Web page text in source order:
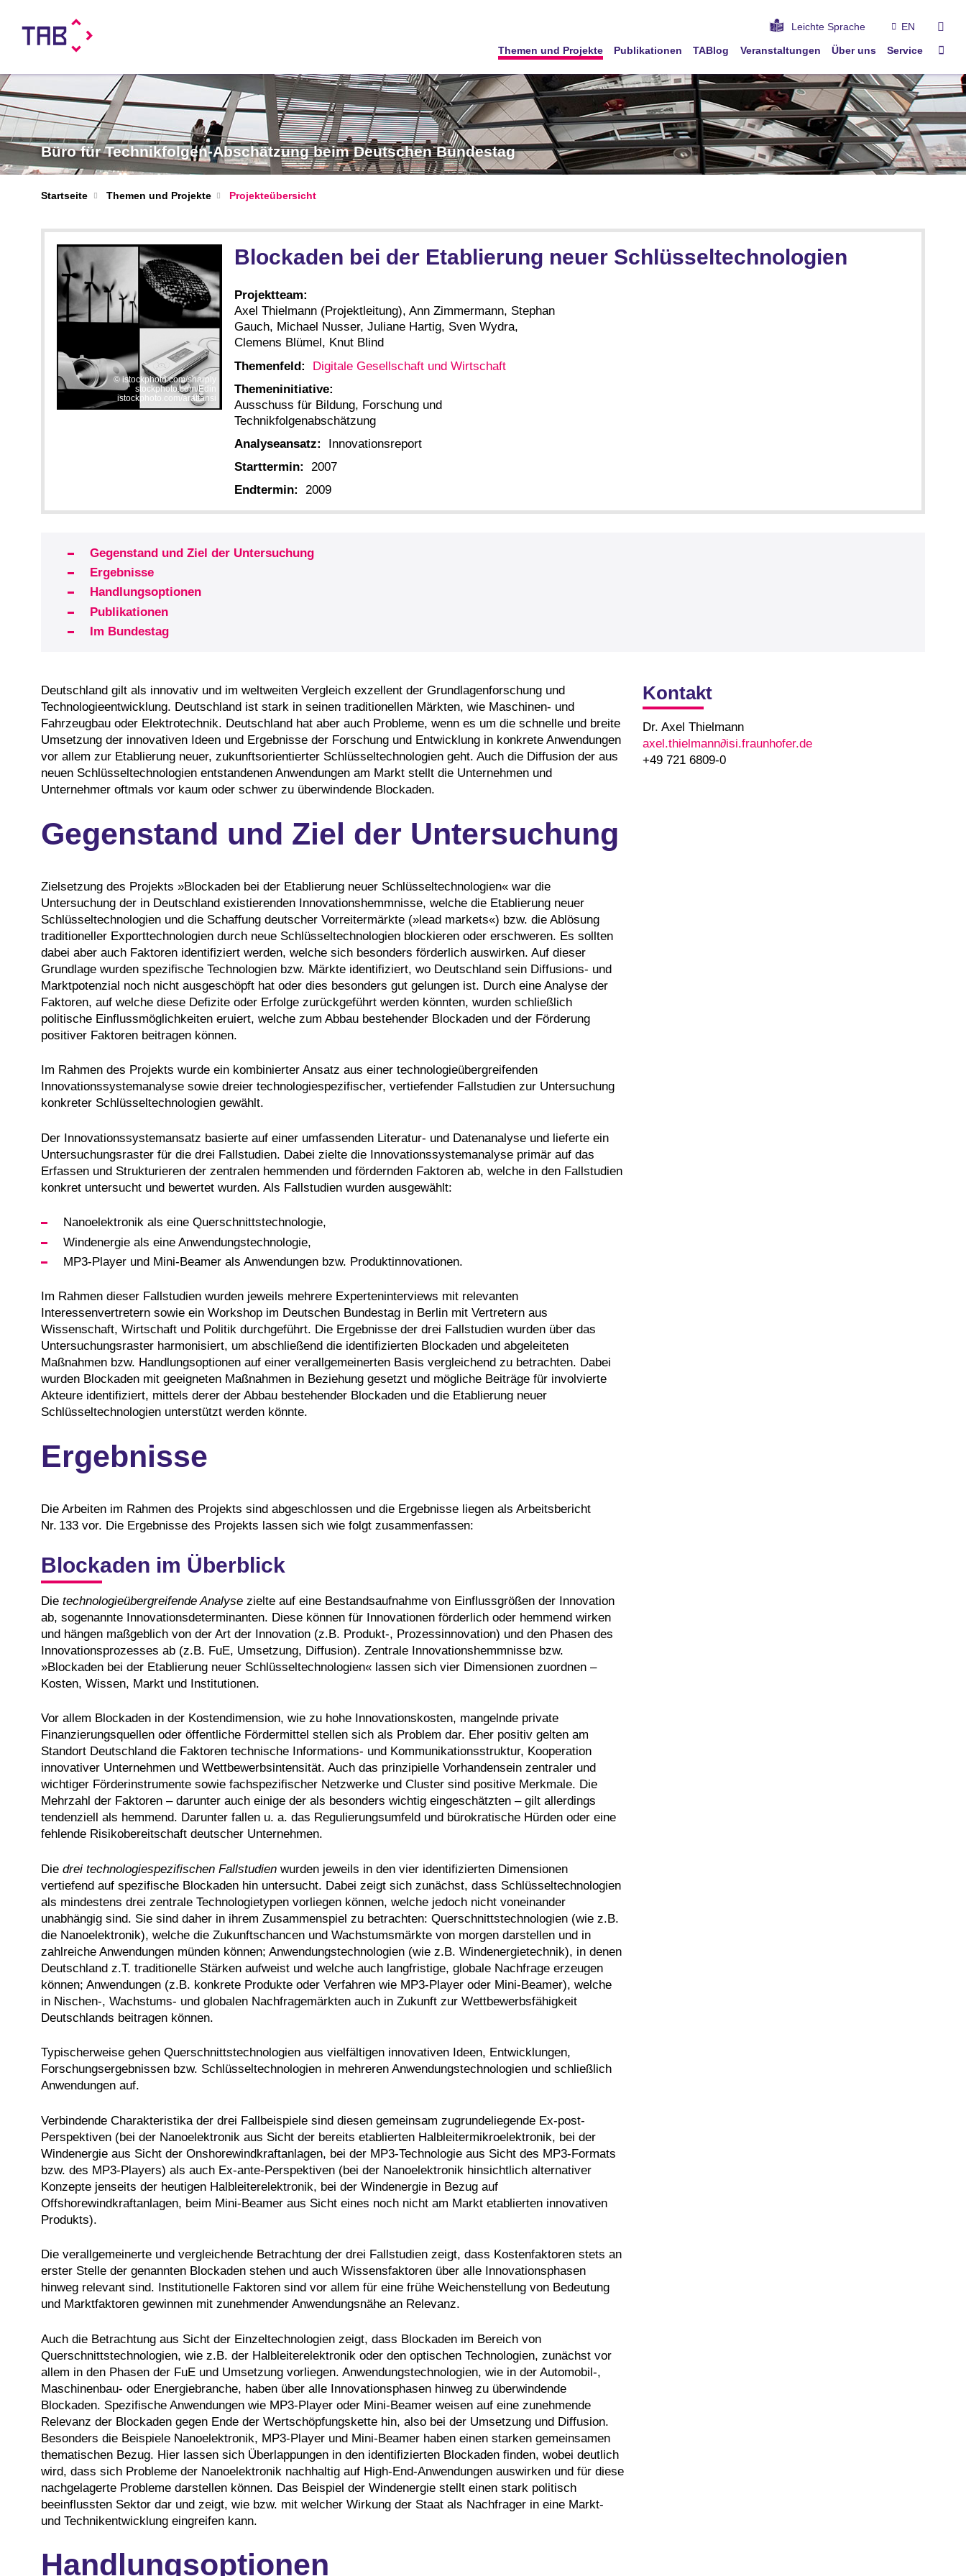
Leichte Sprache EN
Themen und Projekte Publikationen TABlog Veranstaltungen Über uns Service
Büro für Technikfolgen-Abschätzung beim Deutschen Bundestag
Startseite Themen und Projekte Projekteübersicht
istockphoto.com/sharply
stockphoto.com/Edin
istockphoto.com/arattansi
Blockaden bei der Etablierung neuer Schlüsseltechnologien
Projektteam:
Axel Thielmann (Projektleitung), Ann Zimmermann, Stephan
Gauch, Michael Nusser, Juliane Hartig, Sven Wydra,
Clemens Blümel, Knut Blind
Themenfeld:
Digitale Gesellschaft und Wirtschaft
Themeninitiative:
Ausschuss für Bildung, Forschung und
Technikfolgenabschätzung
Analyseansatz:
Innovationsreport
Starttermin:
2007
Endtermin:
2009
Gegenstand und Ziel der Untersuchung
Ergebnisse
Handlungsoptionen
Publikationen
Im Bundestag
Deutschland gilt als innovativ und im weltweiten Vergleich exzellent der Grundlagenforschung und
Technologieentwicklung. Deutschland ist stark in seinen traditionellen Märkten, wie Maschinen- und
Fahrzeugbau oder Elektrotechnik. Deutschland hat aber auch Probleme, wenn es um die schnelle und breite
Umsetzung der innovativen Ideen und Ergebnisse der Forschung und Entwicklung in konkrete Anwendungen
vor allem zur Etablierung neuer, zukunftsorientierter Schlüsseltechnologien geht. Auch die Diffusion der aus
neuen Schlüsseltechnologien entstandenen Anwendungen am Markt stellt die Unternehmen und
Unternehmer oftmals vor kaum oder schwer zu überwindende Blockaden.
Gegenstand und Ziel der Untersuchung
Zielsetzung des Projekts »Blockaden bei der Etablierung neuer Schlüsseltechnologien« war die
Untersuchung der in Deutschland existierenden Innovationshemmnisse, welche die Etablierung neuer
Schlüsseltechnologien und die Schaffung deutscher Vorreitermärkte (»lead markets«) bzw. die Ablösung
traditioneller Exporttechnologien durch neue Schlüsseltechnologien blockieren oder erschweren. Es sollten
dabei aber auch Faktoren identifiziert werden, welche sich besonders förderlich auswirken. Auf dieser
Grundlage wurden spezifische Technologien bzw. Märkte identifiziert, wo Deutschland sein Diffusions- und
Marktpotenzial noch nicht ausgeschöpft hat oder dies besonders gut gelungen ist. Durch eine Analyse der
Faktoren, auf welche diese Defizite oder Erfolge zurückgeführt werden könnten, wurden schließlich
politische Einflussmöglichkeiten eruiert, welche zum Abbau bestehender Blockaden und der Förderung
positiver Faktoren beitragen können.
Im Rahmen des Projekts wurde ein kombinierter Ansatz aus einer technologieübergreifenden
Innovationssystemanalyse sowie dreier technologiespezifischer, vertiefender Fallstudien zur Untersuchung
konkreter Schlüsseltechnologien gewählt.
Der Innovationssystemansatz basierte auf einer umfassenden Literatur- und Datenanalyse und lieferte ein
Untersuchungsraster für die drei Fallstudien. Dabei zielte die Innovationssystemanalyse primär auf das
Erfassen und Strukturieren der zentralen hemmenden und fördernden Faktoren ab, welche in den Fallstudien
konkret untersucht und bewertet wurden. Als Fallstudien wurden ausgewählt:
Nanoelektronik als eine Querschnittstechnologie,
Windenergie als eine Anwendungstechnologie,
MP3-Player und Mini-Beamer als Anwendungen bzw. Produktinnovationen.
Im Rahmen dieser Fallstudien wurden jeweils mehrere Experteninterviews mit relevanten
Interessenvertretern sowie ein Workshop im Deutschen Bundestag in Berlin mit Vertretern aus
Wissenschaft, Wirtschaft und Politik durchgeführt. Die Ergebnisse der drei Fallstudien wurden über das
Untersuchungsraster harmonisiert, um abschließend die identifizierten Blockaden und abgeleiteten
Maßnahmen bzw. Handlungsoptionen auf einer verallgemeinerten Basis vergleichend zu betrachten. Dabei
wurden Blockaden mit geeigneten Maßnahmen in Beziehung gesetzt und mögliche Beiträge für involvierte
Akteure identifiziert, mittels derer der Abbau bestehender Blockaden und die Etablierung neuer
Schlüsseltechnologien unterstützt werden könnte.
Ergebnisse
Die Arbeiten im Rahmen des Projekts sind abgeschlossen und die Ergebnisse liegen als Arbeitsbericht
Nr. 133 vor. Die Ergebnisse des Projekts lassen sich wie folgt zusammenfassen:
Blockaden im Überblick
Die technologieübergreifende Analyse zielte auf eine Bestandsaufnahme von Einflussgrößen der Innovation
ab, sogenannte Innovationsdeterminanten. Diese können für Innovationen förderlich oder hemmend wirken
und hängen maßgeblich von der Art der Innovation (z.B. Produkt-, Prozessinnovation) und den Phasen des
Innovationsprozesses ab (z.B. FuE, Umsetzung, Diffusion). Zentrale Innovationshemmnisse bzw.
»Blockaden bei der Etablierung neuer Schlüsseltechnologien« lassen sich vier Dimensionen zuordnen –
Kosten, Wissen, Markt und Institutionen.
Vor allem Blockaden in der Kostendimension, wie zu hohe Innovationskosten, mangelnde private
Finanzierungsquellen oder öffentliche Fördermittel stellen sich als Problem dar. Eher positiv gelten am
Standort Deutschland die Faktoren technische Informations- und Kommunikationsstruktur, Kooperation
innovativer Unternehmen und Wettbewerbsintensität. Auch das prinzipielle Vorhandensein zentraler und
wichtiger Förderinstrumente sowie fachspezifischer Netzwerke und Cluster sind positive Merkmale. Die
Mehrzahl der Faktoren – darunter auch einige der als besonders wichtig eingeschätzten – gilt allerdings
tendenziell als hemmend. Darunter fallen u. a. das Regulierungsumfeld und bürokratische Hürden oder eine
fehlende Risikobereitschaft deutscher Unternehmen.
Die drei technologiespezifischen Fallstudien wurden jeweils in den vier identifizierten Dimensionen
vertiefend auf spezifische Blockaden hin untersucht. Dabei zeigt sich zunächst, dass Schlüsseltechnologien
als mindestens drei zentrale Technologietypen vorliegen können, welche jedoch nicht voneinander
unabhängig sind. Sie sind daher in ihrem Zusammenspiel zu betrachten: Querschnittstechnologien (wie z.B.
die Nanoelektronik), welche die Zukunftschancen und Wachstumsmärkte von morgen darstellen und in
zahlreiche Anwendungen münden können; Anwendungstechnologien (wie z.B. Windenergietechnik), in denen
Deutschland z.T. traditionelle Stärken aufweist und welche auch langfristige, globale Nachfrage erzeugen
können; Anwendungen (z.B. konkrete Produkte oder Verfahren wie MP3-Player oder Mini-Beamer), welche
in Nischen-, Wachstums- und globalen Nachfragemärkten auch in Zukunft zur Wettbewerbsfähigkeit
Deutschlands beitragen können.
Typischerweise gehen Querschnittstechnologien aus vielfältigen innovativen Ideen, Entwicklungen,
Forschungsergebnissen bzw. Schlüsseltechnologien in mehreren Anwendungstechnologien und schließlich
Anwendungen auf.
Verbindende Charakteristika der drei Fallbeispiele sind diesen gemeinsam zugrundeliegende Ex-post-
Perspektiven (bei der Nanoelektronik aus Sicht der bereits etablierten Halbleitermikroelektronik, bei der
Windenergie aus Sicht der Onshorewindkraftanlagen, bei der MP3-Technologie aus Sicht des MP3-Formats
bzw. des MP3-Players) als auch Ex-ante-Perspektiven (bei der Nanoelektronik hinsichtlich alternativer
Konzepte jenseits der heutigen Halbleiterelektronik, bei der Windenergie in Bezug auf
Offshorewindkraftanlagen, beim Mini-Beamer aus Sicht eines noch nicht am Markt etablierten innovativen
Produkts).
Die verallgemeinerte und vergleichende Betrachtung der drei Fallstudien zeigt, dass Kostenfaktoren stets an
erster Stelle der genannten Blockaden stehen und auch Wissensfaktoren über alle Innovationsphasen
hinweg relevant sind. Institutionelle Faktoren sind vor allem für eine frühe Weichenstellung von Bedeutung
und Marktfaktoren gewinnen mit zunehmender Anwendungsnähe an Relevanz.
Auch die Betrachtung aus Sicht der Einzeltechnologien zeigt, dass Blockaden im Bereich von
Querschnittstechnologien, wie z.B. der Halbleiterelektronik oder den optischen Technologien, zunächst vor
allem in den Phasen der FuE und Umsetzung vorliegen. Anwendungstechnologien, wie in der Automobil-,
Maschinenbau- oder Energiebranche, haben über alle Innovationsphasen hinweg zu überwindende
Blockaden. Spezifische Anwendungen wie MP3-Player oder Mini-Beamer weisen auf eine zunehmende
Relevanz der Blockaden gegen Ende der Wertschöpfungskette hin, also bei der Umsetzung und Diffusion.
Besonders die Beispiele Nanoelektronik, MP3-Player und Mini-Beamer haben einen starken gemeinsamen
thematischen Bezug. Hier lassen sich Überlappungen in den identifizierten Blockaden finden, wobei deutlich
wird, dass sich Probleme der Nanoelektronik nachhaltig auf High-End-Anwendungen auswirken und für diese
nachgelagerte Probleme darstellen können. Das Beispiel der Windenergie stellt einen stark politisch
beeinflussten Sektor dar und zeigt, wie bzw. mit welcher Wirkung der Staat als Nachfrager in eine Markt-
und Technikentwicklung eingreifen kann.
Handlungsoptionen
Kontakt
Dr. Axel Thielmann
axel.thielmann∂isi.fraunhofer.de
+49 721 6809-0